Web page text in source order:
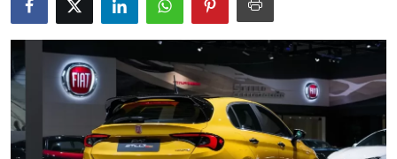
Sorgulamalar
İkinci El & Alım-Satım
Bakım & Arıza Çözümleri
Elektrikli & Hibrit